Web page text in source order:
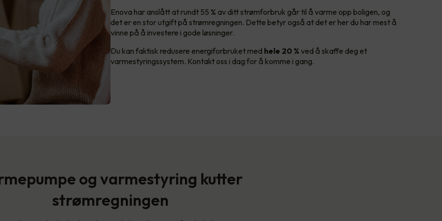
Enova har anslått at rundt 55 % av ditt strømforbruk går til å varme opp boligen, og
det er en stor utgift på strømregningen. Dette betyr også at det er her du har mest å
vinne på å investere i gode løsninger.
Du kan faktisk redusere energiforbruket med hele 20 % ved å skaffe deg et
varmestyringssystem. Kontakt oss i dag for å komme i gang.
og varmestyring kutter
strømregningen